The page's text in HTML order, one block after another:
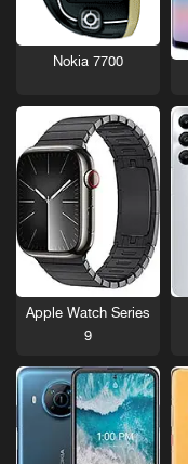
Nokia 7700
Apple Watch Series
9